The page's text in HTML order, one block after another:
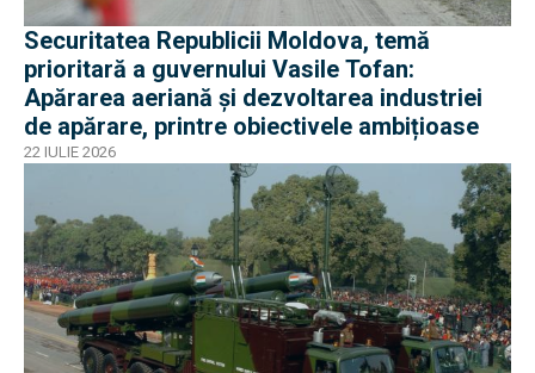
Securitatea Republicii Moldova, temă
prioritară a guvernului Vasile Tofan:
Apărarea aeriană și dezvoltarea industriei
de apărare, printre obiectivele ambițioase
22 IULIE 2026